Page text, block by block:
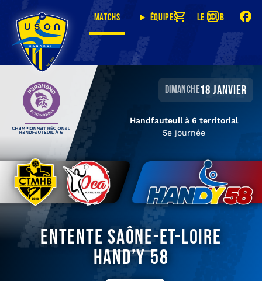
Matchs Équipes Le club
dimanche18 janvier
Handfauteuil à 6 territorial
5e journée
Entente Saône-et-Loire
Hand’y 58